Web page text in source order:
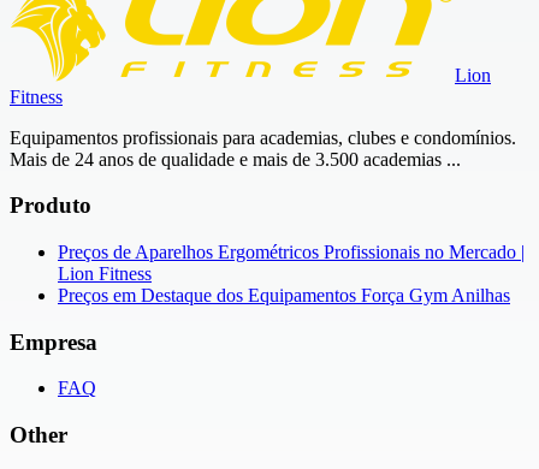
Lion
Fitness
Equipamentos profissionais para academias, clubes e condomínios.
Mais de 24 anos de qualidade e mais de 3.500 academias ...
Produto
Preços de Aparelhos Ergométricos Profissionais no Mercado |
Lion Fitness
Preços em Destaque dos Equipamentos Força Gym Anilhas
Empresa
FAQ
Other